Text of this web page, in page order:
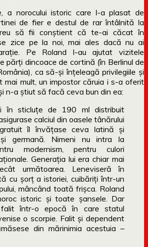
a norocului istoric care l-a plasat de
de fier e destul de rar întâlnită la
să fii conștient că te-ai căcat în
zice pe la noi, mai ales dacă nu ai
Pe Roland l-au ajutat vizitele
părți dincoace de cortină (în Berlinul de
ca să-și înțeleagă privilegiile și
mai mult, un impostor căruia i s-a oferit
n-a știut să facă ceva bun din ea:
în sticluţe de 190 ml distribuit
calciul din oasele tânărului
îl învăţase ceva latină şi
germană. Nimeni nu intra la
modernism, pentru culori
Generaţia lui era chiar mai
următoarea. Leneviseră în
cu şorţ a istoriei, cuibăriţi într-un
mâncând toată frişca. Roland
istoric şi toate şansele. Dar
într-o epocă în care statul
o scorpie. Falit şi dependent
din mărinimia acestuia –